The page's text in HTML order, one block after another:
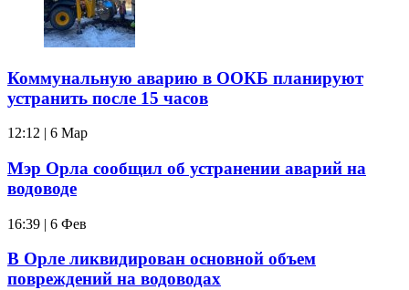
Коммунальную аварию в ООКБ планируют
устранить после 15 часов
12:12 | 6 Мар
Мэр Орла сообщил об устранении аварий на
водоводе
16:39 | 6 Фев
В Орле ликвидирован основной объем
повреждений на водоводах